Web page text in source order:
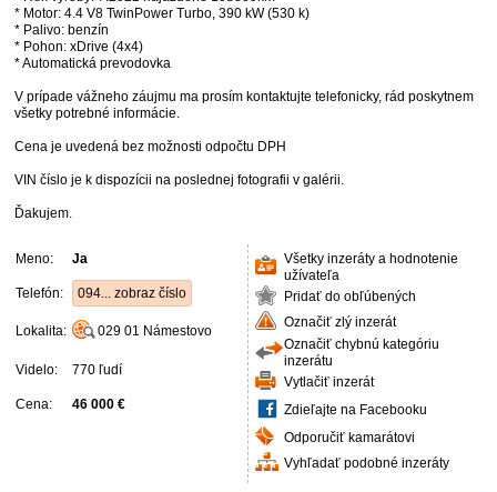
* Motor: 4.4 V8 TwinPower Turbo, 390 kW (530 k)
* Palivo: benzín
* Pohon: xDrive (4x4)
* Automatická prevodovka
V prípade vážneho záujmu ma prosím kontaktujte telefonicky, rád poskytnem
všetky potrebné informácie.
Cena je uvedená bez možnosti odpočtu DPH
VIN číslo je k dispozícii na poslednej fotografii v galérii.
Ďakujem.
Meno: Ja
Telefón: 094... zobraz číslo
Lokalita: 029 01 Námestovo
Videlo: 770 ľudí
Cena: 46 000 €
Všetky inzeráty a hodnotenie
užívateľa
Pridať do obľúbených
Označiť zlý inzerát
Označiť chybnú kategóriu
inzerátu
Vytlačiť inzerát
Zdieľajte na Facebooku
Odporučiť kamarátovi
Vyhľadať podobné inzeráty